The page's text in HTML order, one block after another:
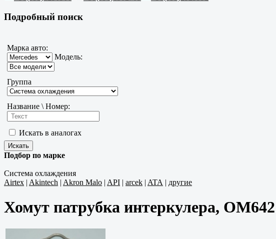
Подробный поиск
Марка авто:
Модель:
Группа
Название \ Номер:
Искать в аналогах
Подбор по марке
Система охлаждения
Airtex | Akintech | Akron Malo | API | arcek | ATA | другие
Хомут патрубка интеркулера,